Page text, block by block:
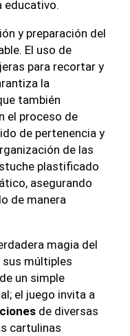
educativo.
y preparación del
El uso de
para recortar y
la
también
el proceso de
de pertenencia y
de las
plastificado
asegurando
de manera
magia del
sus múltiples
un simple
el juego invita a
de diversas
cartulinas